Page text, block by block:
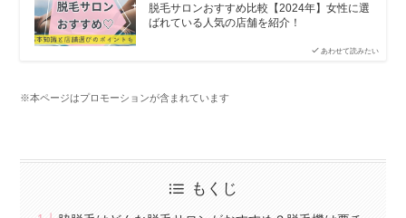
あわせて読みたい
脱毛サロンおすすめ比較【2024年】女性に選
ばれている人気の店舗を紹介！
※本ページはプロモーションが含まれています
もくじ